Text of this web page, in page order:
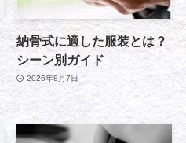
納骨式に適した服装とは？
シーン別ガイド
2026年8月7日